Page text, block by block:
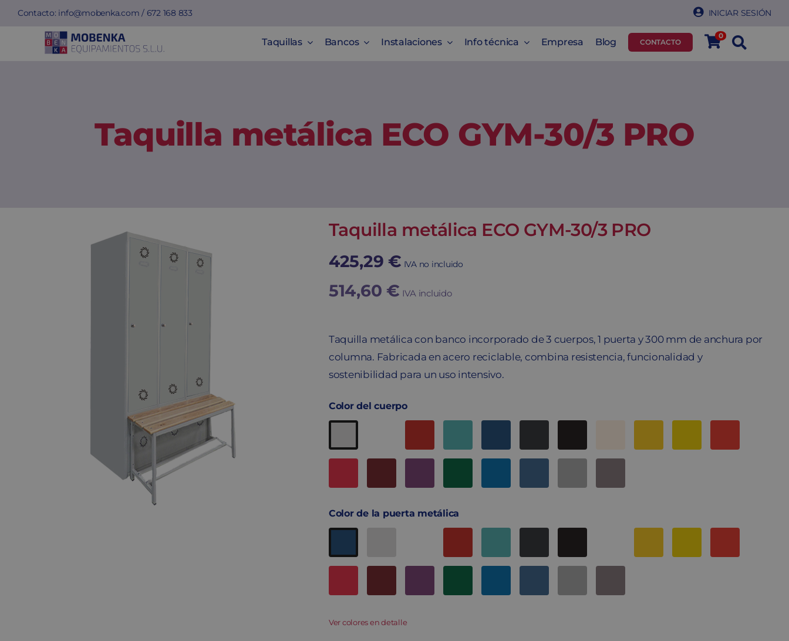
Saltar
contenido
Contacto: info@mobenka.com / 672 168 833 INICIAR SESIÓN
Taquillas Bancos Instalaciones Info técnica Empresa Blog CONTACTO
0
Taquilla metálica ECO GYM-30/3 PRO
Taquilla metálica ECO GYM-30/3 PRO
425,29 € IVA no incluido
514,60 € IVA incluido
Taquilla metálica con banco incorporado de 3 cuerpos, 1 puerta y 300 mm de anchura por
columna. Fabricada en acero reciclable, combina resistencia, funcionalidad y
sostenibilidad para un uso intensivo.
Color del cuerpo
Color de la puerta metálica
Ver colores en detalle